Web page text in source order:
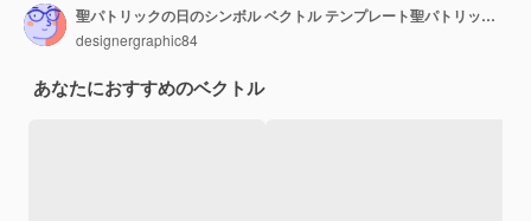
聖パトリックの日のシンボル ベクトル テンプレート聖パトリック パーティー招待バナー ポスター グリーティング カード チラシ ステッカー ポストカードに分離された緑のキラキラで作られたシャムロック クローバーの葉
designergraphic84
あなたにおすすめのベクトル